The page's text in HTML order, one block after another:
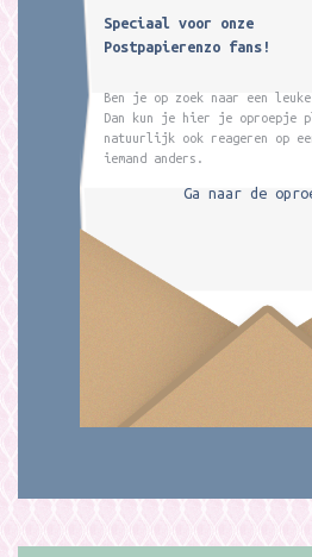
Speciaal voor onze
Postpapierenzo fans!
Ben je op zoek naar een
Dan kun je hier je oproepje
natuurlijk ook reageren op
iemand anders.
Ga naar de